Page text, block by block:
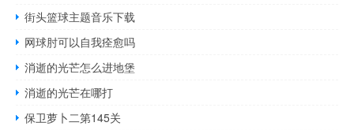
街头篮球主题音乐下载
网球肘可以自我痊愈吗
消逝的光芒怎么进地堡
消逝的光芒在哪打
保卫萝卜二第145关